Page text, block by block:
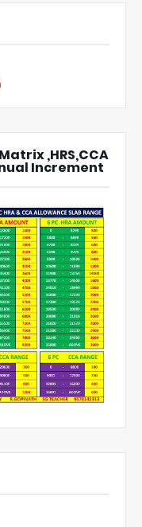
,HRS,CCA
Increment